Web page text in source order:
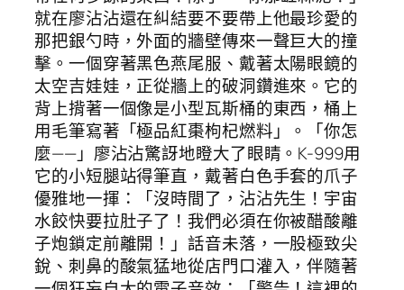
就在廖沾沾還在糾結要不要帶上他最珍愛的
那把銀勺時，外面的牆壁傳來一聲巨大的撞
擊。一個穿著黑色燕尾服、戴著太陽眼鏡的
太空吉娃娃，正從牆上的破洞鑽進來。它的
背上揹著一個像是小型瓦斯桶的東西，桶上
用毛筆寫著「極品紅棗枸杞燃料」。「你怎
麼——」廖沾沾驚訝地瞪大了眼睛。K-999用
它的小短腿站得筆直，戴著白色手套的爪子
優雅地一揮：「沒時間了，沾沾先生！宇宙
水餃快要拉肚子了！我們必須在你被醋酸離
子炮鎖定前離開！」話音未落，一股極致尖
銳、刺鼻的酸氣猛地從店門口灌入，伴隨著